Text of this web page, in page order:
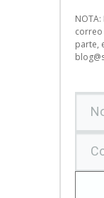
parte,